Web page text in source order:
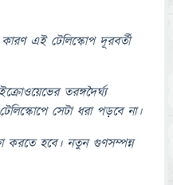
এই টেলিস্কোপ দূরবর্তী
তরঙ্গদৈর্ঘ্য
সেটা ধরা পড়বে না।
করতে হবে। নতুন গুণসম্পন্ন